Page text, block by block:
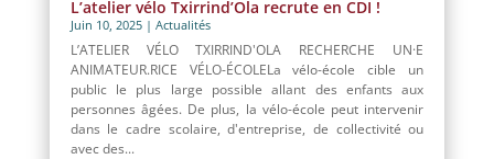
L’atelier vélo Txirrind’Ola recrute en CDI !
Juin 10, 2025| Actualités
L’ATELIER VÉLO TXIRRIND'OLA RECHERCHE UN·E
ANIMATEUR.RICE VÉLO-ÉCOLELa vélo-école cible un
public le plus large possible allant des enfants aux
personnes âgées. De plus, la vélo-école peut intervenir
dans le cadre scolaire, d'entreprise, de collectivité ou
avec des...